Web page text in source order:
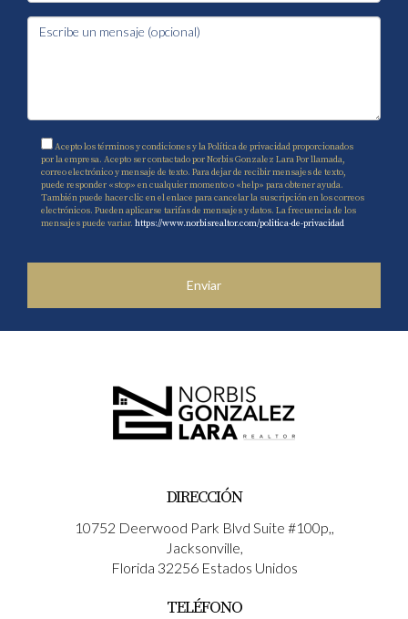
Acepto los términos y condiciones y la Política de privacidad proporcionados
por la empresa. Acepto ser contactado por Norbis Gonzalez Lara Por llamada,
correo electrónico y mensaje de texto. Para dejar de recibir mensajes de texto,
puede responder «stop» en cualquier momento o «help» para obtener ayuda.
También puede hacer clic en el enlace para cancelar la suscripción en los correos
electrónicos. Pueden aplicarse tarifas de mensajes y datos. La frecuencia de los
mensajes puede variar. https://www.norbisrealtor.com/politica-de-privacidad
Enviar
DIRECCIÓN
10752 Deerwood Park Blvd Suite #100p,,
Jacksonville,
Florida 32256 Estados Unidos
TELÉFONO